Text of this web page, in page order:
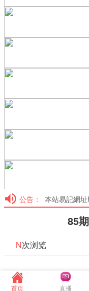
公告： 本站易記網
85
N次浏览
85期-赌神龙报(信封)
首页 直播